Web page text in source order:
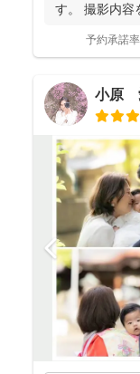
す。 撮影内容
予約承諾率
小原